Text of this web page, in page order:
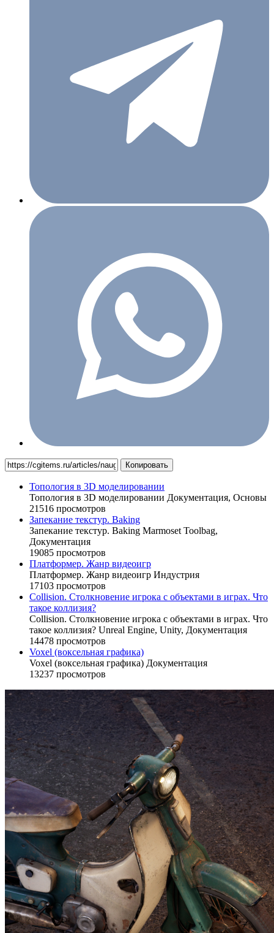
Копировать
Топология в 3D моделировании
Топология в 3D моделировании Документация, Основы
21516 просмотров
Запекание текстур. Baking
Запекание текстур. Baking Marmoset Toolbag,
Документация
19085 просмотров
Платформер. Жанр видеоигр
Платформер. Жанр видеоигр Индустрия
17103 просмотров
Collision. Столкновение игрока с объектами в играх. Что
такое коллизия?
Collision. Столкновение игрока с объектами в играх. Что
такое коллизия? Unreal Engine, Unity, Документация
14478 просмотров
Voxel (воксельная графика)
Voxel (воксельная графика) Документация
13237 просмотров